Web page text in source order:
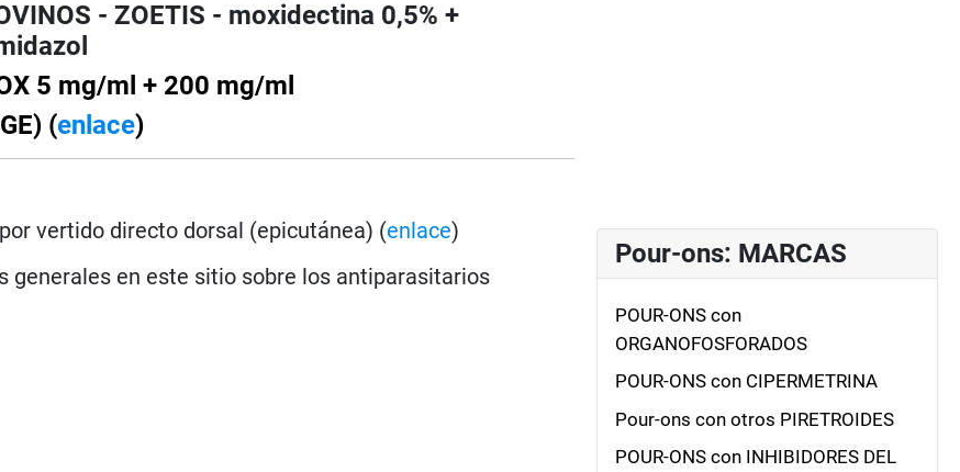
- ZOETIS - moxidectina 0,5% +
5 mg/ml + 200 mg/ml
(enlace)
vertido directo dorsal (epicutánea) (enlace)
en este sitio sobre los antiparasitarios
Pour-ons: MARCAS
POUR-ONS con
ORGANOFOSFORADOS
POUR-ONS con CIPERMETRINA
Pour-ons con otros PIRETROIDES
POUR-ONS con INHIBIDORES DEL